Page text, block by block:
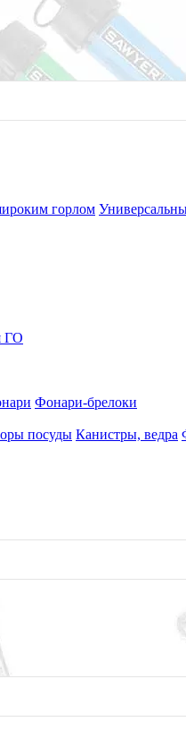
горлом
ГО
Фонари-брелоки
посуды Канистры, ведра